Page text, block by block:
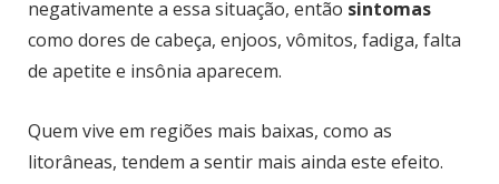
negativamente a essa situação, então sintomas
como dores de cabeça, enjoos, vômitos, fadiga, falta
de apetite e insônia aparecem.
Quem vive em regiões mais baixas, como as
litorâneas, tendem a sentir mais ainda este efeito.